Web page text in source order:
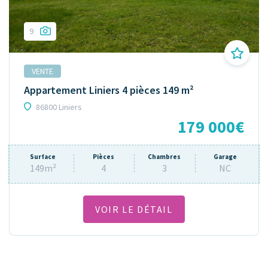
9
VENTE
Appartement Liniers 4 pièces 149 m²
86800 Liniers
179 000€
Surface
149m²
Pièces
4
Chambres
3
Garage
NC
VOIR LE DÉTAIL